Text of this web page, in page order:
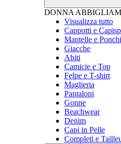
DONNA
Visualizza tutto
Cappotti e
Mantelle e Ponchi
Giacche
Abiti
Camicie e Top
Felpe e T-shirt
Maglieria
Pantaloni
Gonne
Beachwear
Denim
Capi in Pelle
Completi e